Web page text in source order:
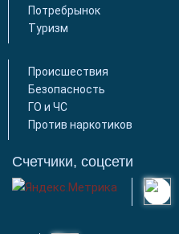
Потребрынок
Туризм
Происшествия
Безопасность
ГО и ЧС
Против наркотиков
Счетчики, соцсети